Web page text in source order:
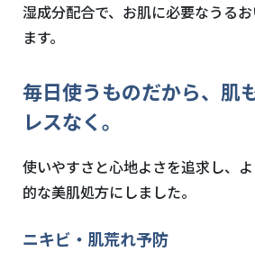
湿成分配合で、お肌に必要なうる
ます。
毎日使うものだから、肌
レスなく。
使いやすさと心地よさを追求し、
的な美肌処方にしました。
ニキビ・肌荒れ予防